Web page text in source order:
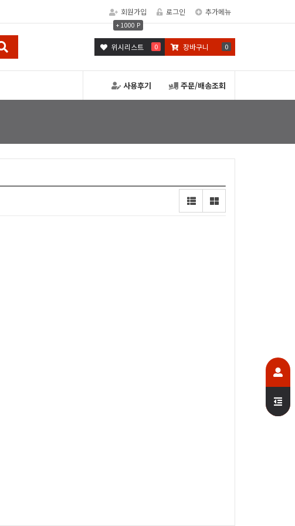
회원가입
+ 1000 P
로그인 추가메뉴
위시리스트 0 장바구니 0
주문/배송조회
사용후기